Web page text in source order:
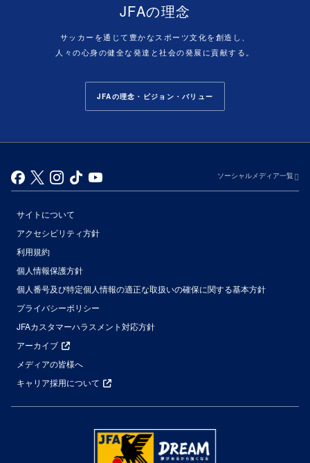
JFAの理念
サッカーを通じて豊かなスポーツ文化を創造し、
人々の心身の健全な発達と社会の発展に貢献する。
JFAの理念・ビジョン・バリュー
ソーシャルメディア一覧
サイトについて
アクセシビリティ方針
利用規約
個人情報保護方針
個人番号及び特定個人情報の適正な取扱いの確保に関する基本方針
プライバシーポリシー
JFAカスタマーハラスメント対応方針
アーカイブ
メディアの皆様へ
キャリア採用について